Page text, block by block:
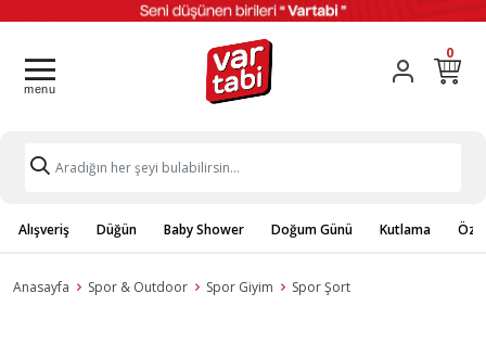
0
Alışveriş Düğün Baby Shower Doğum Günü Kutlama
Anasayfa Spor & Outdoor Spor Giyim Spor Şort